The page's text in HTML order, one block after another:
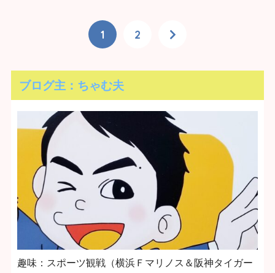
1 2
ブログ主：ちゃむ夫
趣味：スポーツ観戦（横浜Ｆマリノス＆阪神タイガー